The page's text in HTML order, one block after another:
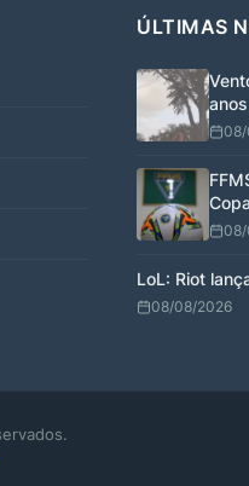
ÚLTIMAS
LoL: Riot
08/08/2026